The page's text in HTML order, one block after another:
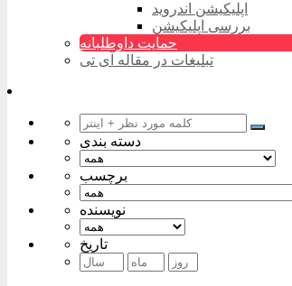
اپلیکیشن اندروید
بررسی اپلیکیشن
حمایت داوطلبانه
تبلیغات در مقاله آی تی
دسته بندی
برچسب
نویسنده
تاریخ